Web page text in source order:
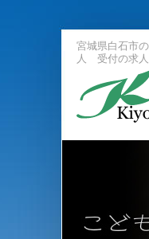
宮城県白石市
人 受付の求